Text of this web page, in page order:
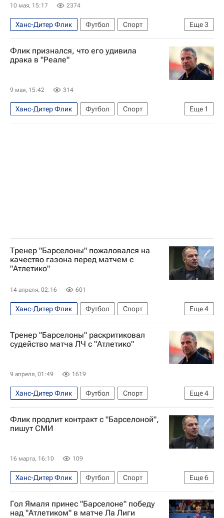
10 мая, 15:17 2374
Еще3
Ханс-Дитер Флик Футбол
Спорт
Ханси Флик
Барселона Реал Мадрид
Флик признался, что его удивила
драка в "Реале"
9 мая, 15:42 314
Еще 1
Ханс-Дитер Флик Футбол
Спорт
Реал Мадрид
Тренер "Барселоны" пожаловался на
качество газона перед матчем с
"Атлетико"
14 апреля, 02:16 601
Еще4
Ханс-Дитер Флик Футбол
Спорт
Атлетико (Мадрид)
Барселона
Лига чемпионов УЕФА 2026-2027
Союз европейских футбольных ассоциаций (УЕФА)
Тренер "Барселоны" раскритиковал
судейство матча ЛЧ с "Атлетико"
9 апреля, 01:49 1619
Еще4
Ханс-Дитер Флик Футбол
Спорт
Иштван Ковач
Атлетико (Мадрид)
Барселона
Лига чемпионов УЕФА 2026-2027
Флик продлит контракт с "Барселоной",
пишут СМИ
16 марта, 16:10 109
Еще6
Ханс-Дитер Флик Футбол
Спорт
Жоан Лапорта
Барселона
Бавария
Лига чемпионов УЕФА 2026-2027
Гол Ямаля принес "Барселоне" победу
над "Атлетиком" в матче Ла Лиги